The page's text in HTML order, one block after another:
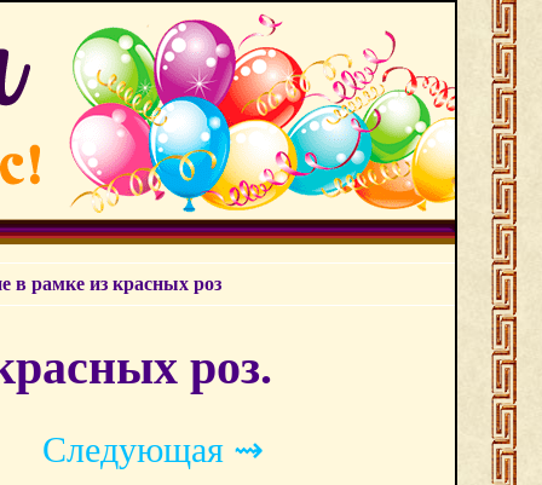
в рамке из красных роз
роз.
Следующая ⇝